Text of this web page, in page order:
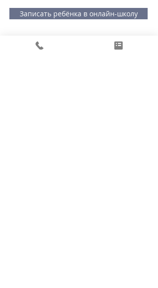
Записать ребёнка в онлайн-школу
Мы всегда рады ответить на